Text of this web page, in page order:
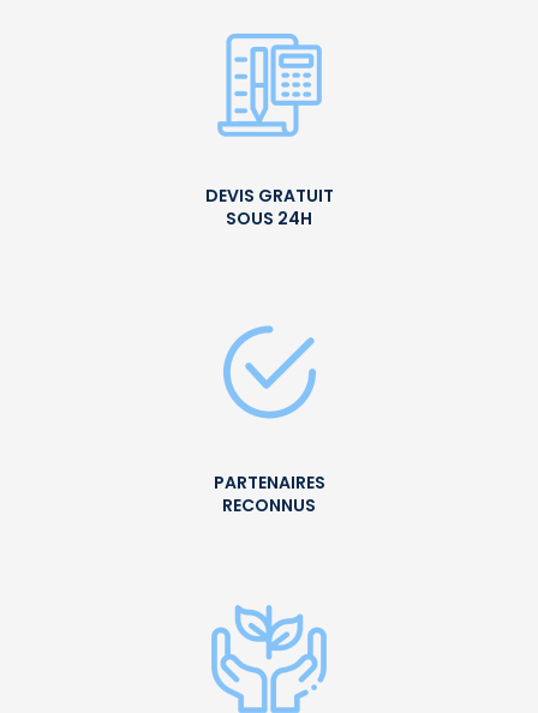
DEVIS GRATUIT
SOUS 24H
PARTENAIRES
RECONNUS